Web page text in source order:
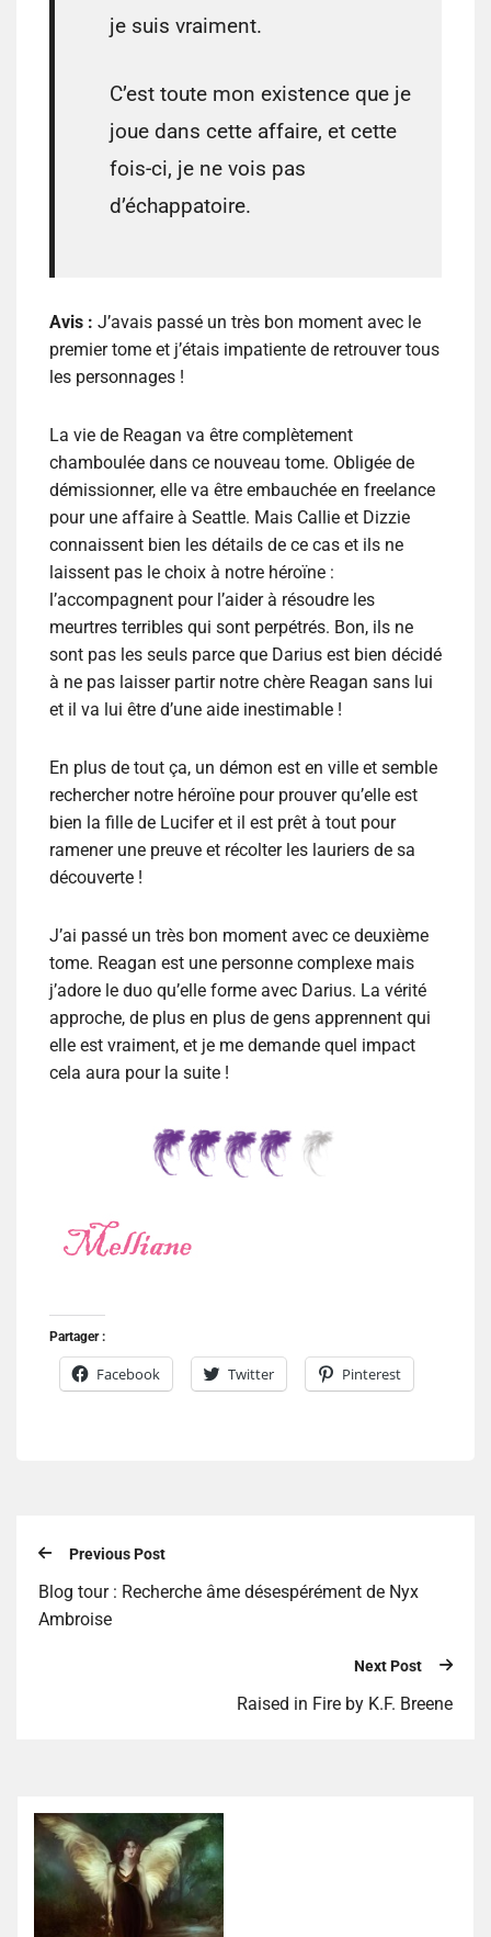
je suis vraiment.
C’est toute mon existence que je
joue dans cette affaire, et cette
fois-ci, je ne vois pas
d’échappatoire.
Avis : J’avais passé un très bon moment avec le
premier tome et j’étais impatiente de retrouver tous
les personnages !
La vie de Reagan va être complètement
chamboulée dans ce nouveau tome. Obligée de
démissionner, elle va être embauchée en freelance
pour une affaire à Seattle. Mais Callie et Dizzie
connaissent bien les détails de ce cas et ils ne
laissent pas le choix à notre héroïne :
l’accompagnent pour l’aider à résoudre les
meurtres terribles qui sont perpétrés. Bon, ils ne
sont pas les seuls parce que Darius est bien décidé
à ne pas laisser partir notre chère Reagan sans lui
et il va lui être d’une aide inestimable !
En plus de tout ça, un démon est en ville et semble
rechercher notre héroïne pour prouver qu’elle est
bien la fille de Lucifer et il est prêt à tout pour
ramener une preuve et récolter les lauriers de sa
découverte !
J’ai passé un très bon moment avec ce deuxième
tome. Reagan est une personne complexe mais
j’adore le duo qu’elle forme avec Darius. La vérité
approche, de plus en plus de gens apprennent qui
elle est vraiment, et je me demande quel impact
cela aura pour la suite !
Partager :
Facebook Twitter Pinterest
Previous Post
Blog tour : Recherche âme désespérément de Nyx
Ambroise
Next Post
Raised in Fire by K.F. Breene